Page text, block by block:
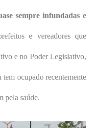
sempre infundadas e
e vereadores que
e no Poder Legislativo,
ocupado recentemente
pela saúde.